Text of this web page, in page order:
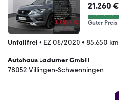
21.260 €
Guter Preis
Unfallfrei • EZ 08/2020 • 85.650 km
Autohaus Ladurner GmbH
78052 Villingen-Schwenningen